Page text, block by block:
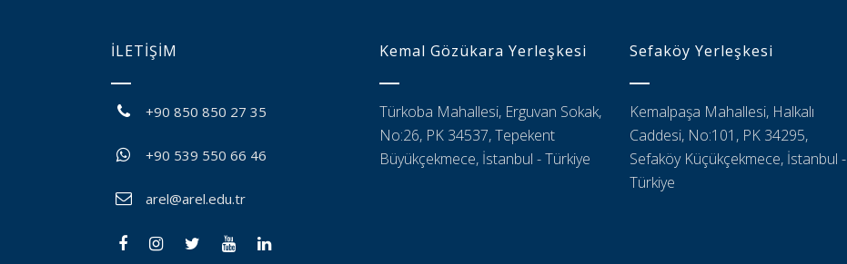
İLETİŞİM
+90 850 850 27 35
+90 539 550 66 46
arel@arel.edu.tr
Kemal Gözükara Yerleşkesi
Türkoba Mahallesi, Erguvan Sokak,
No:26, PK 34537, Tepekent
Büyükçekmece, İstanbul - Türkiye
Sefaköy Yerleşkesi
Kemalpaşa Mahallesi, Halkalı
Caddesi, No:101, PK 34295,
Sefaköy Küçükçekmece, İstanbul -
Türkiye